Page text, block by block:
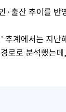
·출산 추이를 반
계에서는 지
로로 분석했는